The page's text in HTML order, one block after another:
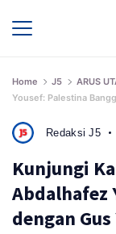
Home J5 ARUS
Yousef: Palestina
Redaksi J5
Kunjungi
Abdalhafez
dengan Gus